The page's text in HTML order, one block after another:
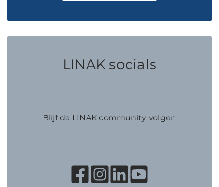
LINAK socials
Blijf de LINAK community volgen